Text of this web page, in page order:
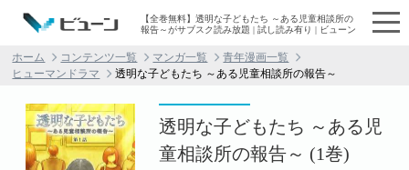
【全巻無料】透明な子どもたち ～ある児童相談所の
報告～がサブスク読み放題 | 試し読み有り | ビューン
ホーム コンテンツ一覧 マンガ一覧
青年漫画一覧
ヒューマンドラマ
透明な子どもたち ～ある児童相談所の報告～
透明な子どもたち ～ある児
童相談所の報告～ (1巻)